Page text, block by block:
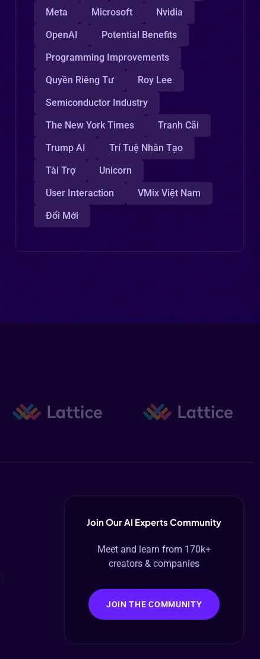
Meta
Microsoft
Nvidia
OpenAI
Potential Benefits
Programming Improvements
Quyền Riêng Tư
Roy Lee
Semiconductor Industry
The New York Times
Tranh Cãi
Trump AI
Trí Tuệ Nhân Tạo
Tài Trợ
Unicorn
User Interaction
VMix Việt Nam
Đổi Mới
Join Our AI Experts Community
Meet and learn from 170k+
creators & companies
JOIN THE COMMUNITY